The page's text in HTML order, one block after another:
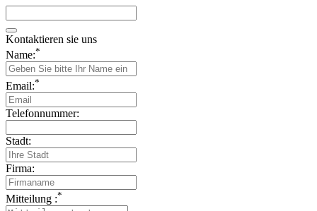
Kontaktieren sie uns
Name:*
Email:*
Telefonnummer:
Stadt:
Firma:
Mitteilung :*